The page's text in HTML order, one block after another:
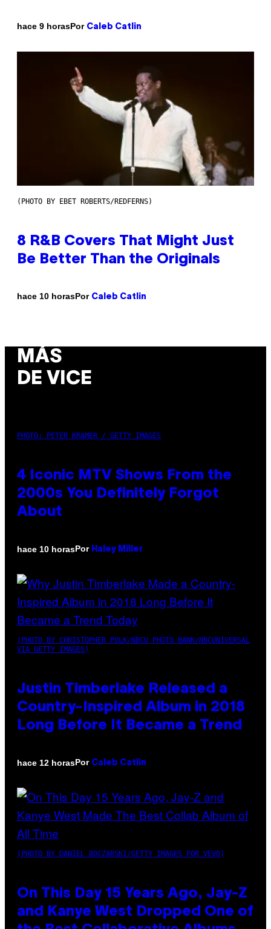
hace 9 horasPor Caleb Catlin
(PHOTO BY EBET ROBERTS/REDFERNS)
8 R&B Covers That Might Just
Be Better Than the Originals
hace 10 horasPor Caleb Catlin
MÁS
DE VICE
PHOTO: PETER KRAMER / GETTY IMAGES
4 Iconic MTV Shows From the
2000s You Definitely Forgot
About
hace 10 horasPor Haley Miller
(PHOTO BY CHRISTOPHER POLK/NBCU PHOTO BANK/NBCUNIVERSAL
VIA GETTY IMAGES)
Justin Timberlake Released a
Country-Inspired Album in 2018
Long Before It Became a Trend
hace 12 horasPor Caleb Catlin
(PHOTO BY DANIEL BOCZARSKI/GETTY IMAGES FOR VEVO)
On This Day 15 Years Ago, Jay-Z
and Kanye West Dropped One of